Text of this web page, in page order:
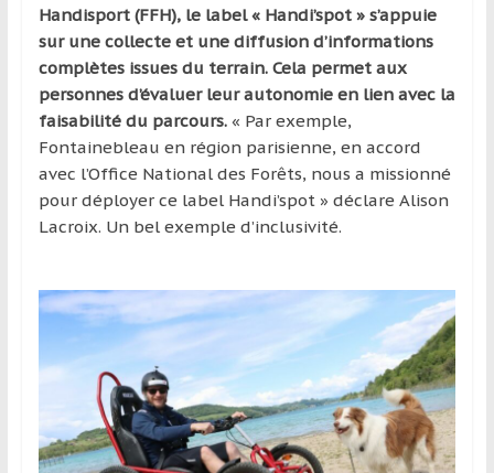
Handisport (FFH), le label « Handi’spot » s’appuie
sur une collecte et une diffusion d’informations
complètes issues du terrain. Cela permet aux
personnes d’évaluer leur autonomie en lien avec la
faisabilité du parcours. « Par exemple,
Fontainebleau en région parisienne, en accord
avec l’Office National des Forêts, nous a missionné
pour déployer ce label Handi’spot » déclare Alison
Lacroix. Un bel exemple d’inclusivité.